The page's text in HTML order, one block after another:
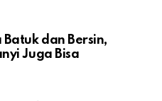
Batuk dan Bersin,
Juga Bisa